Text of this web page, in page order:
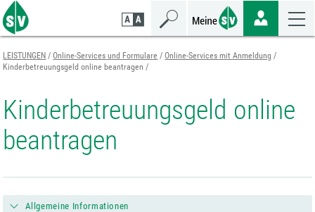
Zum
Seiteninhalt
springen
Zur
Navigation
springen
Zur
Mobilen
Navigation
springen
LEISTUNGEN Online-Services und Formulare
Online-Services mit Anmeldung
Kinderbetreuungsgeld online beantragen
Kinderbetreuungsgeld online
beantragen
Allgemeine Informationen